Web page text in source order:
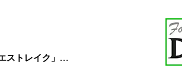
ストレイク」…